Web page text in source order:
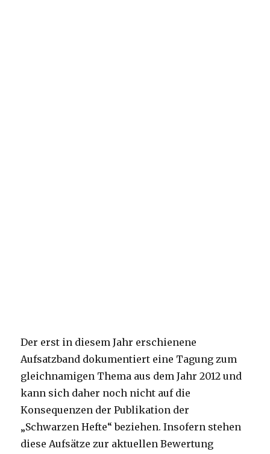
Der erst in diesem Jahr erschienene
Aufsatzband dokumentiert eine Tagung zum
gleichnamigen Thema aus dem Jahr 2012 und
kann sich daher noch nicht auf die
Konsequenzen der Publikation der
„Schwarzen Hefte“ beziehen. Insofern stehen
diese Aufsätze zur aktuellen Bewertung